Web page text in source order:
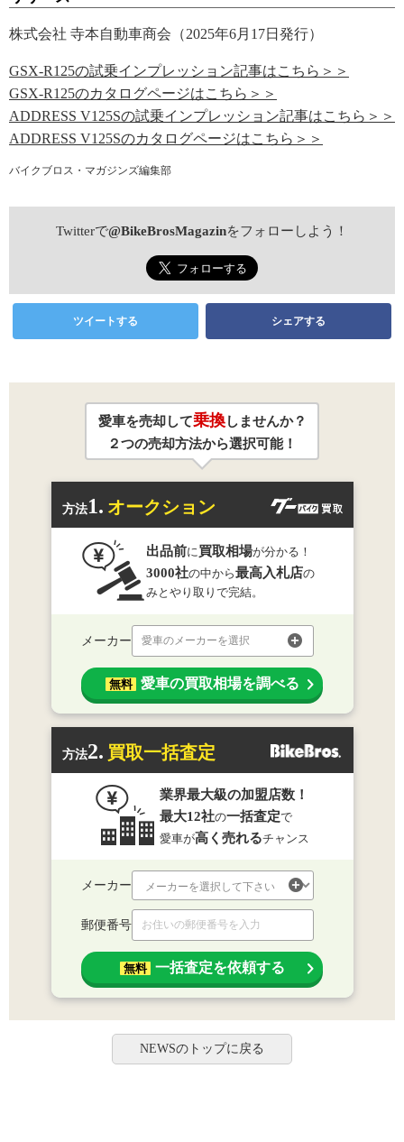
株式会社 寺本自動車商会（2025年6月17日発行）
GSX-R125の試乗インプレッション記事はこちら＞＞
GSX-R125のカタログページはこちら＞＞
ADDRESS V125Sの試乗インプレッション記事はこちら＞＞
ADDRESS V125Sのカタログページはこちら＞＞
バイクブロス・マガジンズ編集部
Twitterで@BikeBrosMagazinをフォローしよう！
ツイートする シェアする
愛車を売却して乗換しませんか？
２つの売却方法から選択可能！
方法1. オークション
出品前に買取相場が分かる！
3000社の中から最高入札店の
みとやり取りで完結。
メーカー 愛車のメーカーを選択
無料 愛車の買取相場を調べる
方法2. 買取一括査定
業界最大級の加盟店数！
最大12社の一括査定で
愛車が高く売れるチャンス
メーカー
郵便番号
無料 一括査定を依頼する
NEWSのトップに戻る